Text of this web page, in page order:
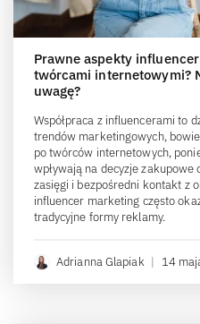
Prawne aspekty
twórcami internetowymi?
uwagę?
Współpraca z influencerami to
trendów marketingowych,
po twórców internetowych,
wpływają na decyzje
zasięgi i bezpośredni kontakt z
influencer marketing często
tradycyjne formy reklamy.
Adrianna Glapiak | 14